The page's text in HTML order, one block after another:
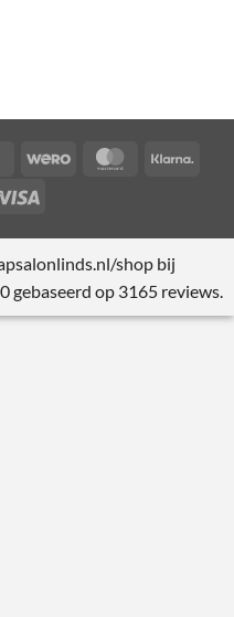
IDeal Wero MasterCard
shop bij
gebaseerd op 3165 reviews.